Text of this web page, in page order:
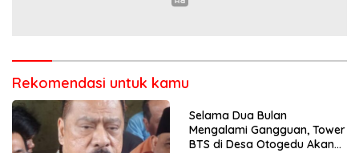
Rekomendasi untuk kamu
Selama Dua Bulan
Mengalami Gangguan, Tower
BTS di Desa Otogedu Akan